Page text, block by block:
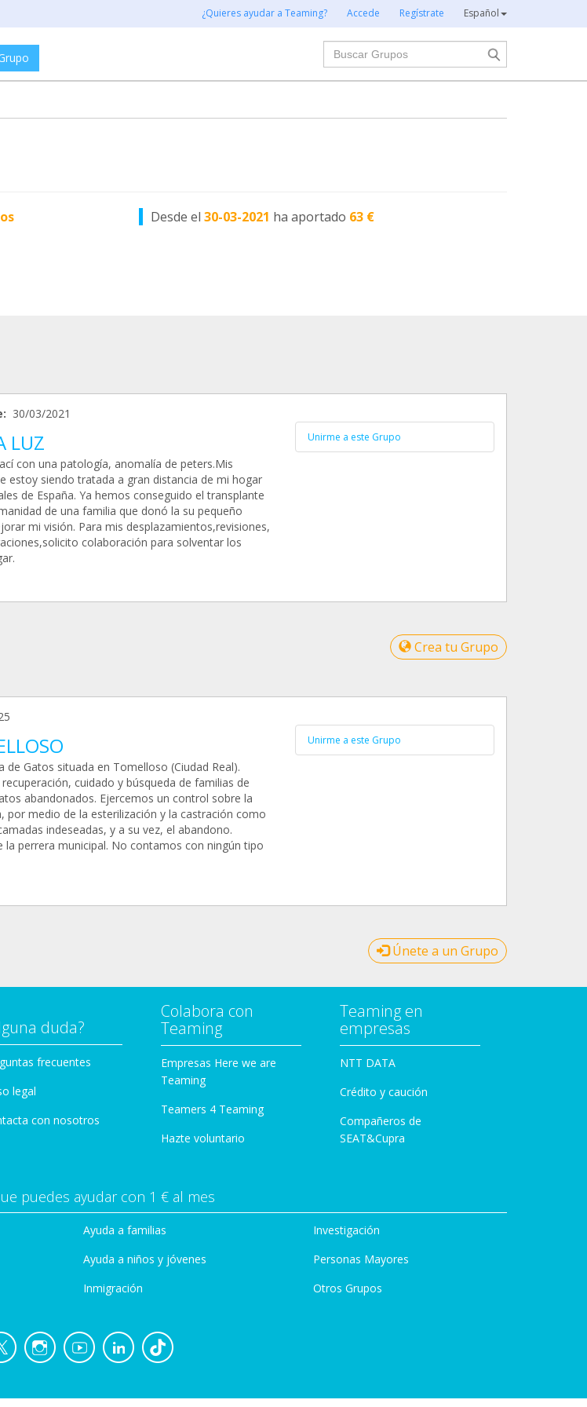
¿Quieres ayudar a Teaming? Accede Regístrate Español
Buscar
Desde el30-03-2021 ha aportado 63 €
30/03/2021
LUZ
con una patología, anomalía de peters.Mis
estoy siendo tratada a gran distancia de mi hogar
de España. Ya hemos conseguido el transplante
de una familia que donó la su pequeño
mi visión. Para mis desplazamientos,revisiones,
colaboración para solventar los
Unirme a este Grupo
Crea tu Grupo
de Gatos situada en Tomelloso (Ciudad Real).
cuidado y búsqueda de familias de
abandonados. Ejercemos un control sobre la
por medio de la esterilización y la castración como
indeseadas, y a su vez, el abandono.
la perrera municipal. No contamos con ningún tipo
Unirme a este Grupo
Únete a un Grupo
duda?
frecuentes
legal
con nosotros
Colabora con
Teaming
Empresas Here we are
Teaming
Teamers 4 Teaming
Hazte voluntario
Teaming en
empresas
NTT DATA
Crédito y caución
Compañeros de
SEAT&Cupra
puedes ayudar con 1 € al mes
Ayuda a familias
Ayuda a niños y jóvenes
Inmigración
Investigación
Personas Mayores
Otros Grupos